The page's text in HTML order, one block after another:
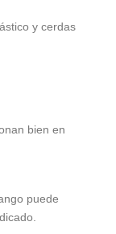
y cerdas
bien en
puede